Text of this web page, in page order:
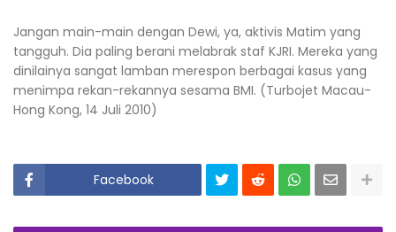
Jangan main-main dengan Dewi, ya, aktivis Matim yang
tangguh. Dia paling berani melabrak staf KJRI. Mereka yang
dinilainya sangat lamban merespon berbagai kasus yang
menimpa rekan-rekannya sesama BMI. (Turbojet Macau-
Hong Kong, 14 Juli 2010)
Facebook